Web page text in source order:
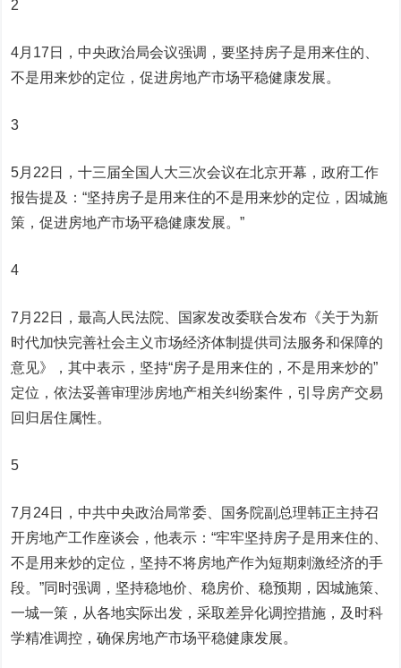
2
4月17日，中央政治局会议强调，要坚持房子是用来住的、
不是用来炒的定位，促进房地产市场平稳健康发展。
3
5月22日，十三届全国人大三次会议在北京开幕，政府工作
报告提及：“坚持房子是用来住的不是用来炒的定位，因城施
策，促进房地产市场平稳健康发展。”
4
7月22日，最高人民法院、国家发改委联合发布《关于为新
时代加快完善社会主义市场经济体制提供司法服务和保障的
意见》，其中表示，坚持“房子是用来住的，不是用来炒的”
定位，依法妥善审理涉房地产相关纠纷案件，引导房产交易
回归居住属性。
5
7月24日，中共中央政治局常委、国务院副总理韩正主持召
开房地产工作座谈会，他表示：“牢牢坚持房子是用来住的、
不是用来炒的定位，坚持不将房地产作为短期刺激经济的手
段。”同时强调，坚持稳地价、稳房价、稳预期，因城施策、
一城一策，从各地实际出发，采取差异化调控措施，及时科
学精准调控，确保房地产市场平稳健康发展。